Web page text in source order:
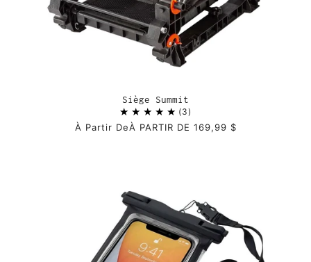
Siège Summit
3
À Partir DeÀ PARTIR DE 169,99 $